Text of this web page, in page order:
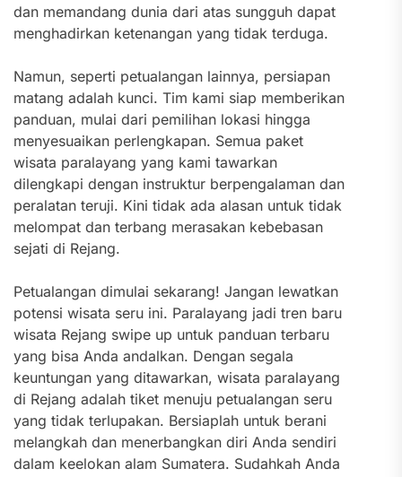
dan memandang dunia dari atas sungguh dapat
menghadirkan ketenangan yang tidak terduga.
Namun, seperti petualangan lainnya, persiapan
matang adalah kunci. Tim kami siap memberikan
panduan, mulai dari pemilihan lokasi hingga
menyesuaikan perlengkapan. Semua paket
wisata paralayang yang kami tawarkan
dilengkapi dengan instruktur berpengalaman dan
peralatan teruji. Kini tidak ada alasan untuk tidak
melompat dan terbang merasakan kebebasan
sejati di Rejang.
Petualangan dimulai sekarang! Jangan lewatkan
potensi wisata seru ini. Paralayang jadi tren baru
wisata Rejang swipe up untuk panduan terbaru
yang bisa Anda andalkan. Dengan segala
keuntungan yang ditawarkan, wisata paralayang
di Rejang adalah tiket menuju petualangan seru
yang tidak terlupakan. Bersiaplah untuk berani
melangkah dan menerbangkan diri Anda sendiri
dalam keelokan alam Sumatera. Sudahkah Anda